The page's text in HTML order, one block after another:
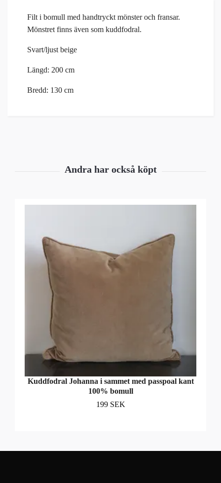
Filt i bomull med handtryckt mönster och fransar.
Mönstret finns även som kuddfodral.
Svart/ljust beige
Längd: 200 cm
Bredd: 130 cm
Kuddfodral Johanna i sammet med passpoal kant
100% bomull
199 SEK